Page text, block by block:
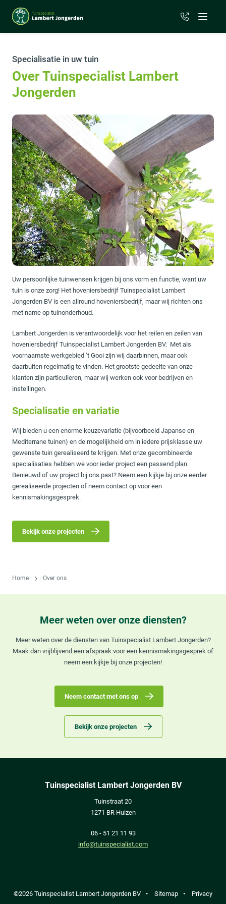
Menu
06 - 51 21
Specialisatie in uw tuin
Over Tuinspecialist Lambert
Jongerden
Uw persoonlijke tuinwensen krijgen bij ons vorm en functie, want uw
tuin is onze zorg! Het hoveniersbedrijf Tuinspecialist Lambert
Jongerden BV is een allround hoveniersbedrijf, maar wij richten ons
met name op tuinonderhoud.
Lambert Jongerden is verantwoordelijk voor het reilen en zeilen van
hoveniersbedrijf Tuinspecialist Lambert Jongerden BV. Met als
voornaamste werkgebied ’t Gooi zijn wij daarbinnen, maar ook
daarbuiten regelmatig te vinden. Het grootste gedeelte van onze
klanten zijn particulieren, maar wij werken ook voor bedrijven en
instellingen.
Specialisatie en variatie
Wij bieden u een enorme keuzevariatie (bijvoorbeeld Japanse en
Mediterrane tuinen) en de mogelijkheid om in iedere prijsklasse uw
gewenste tuin gerealiseerd te krijgen. Met onze gecombineerde
specialisaties hebben we voor ieder project een passend plan.
Benieuwd of uw project bij ons past? Neem een kijkje bij onze eerder
gerealiseerde projecten of neem contact op voor een
kennismakingsgesprek.
Bekijk onze projecten
Home Over ons
Meer weten over onze diensten?
Meer weten over de diensten van Tuinspecialist Lambert Jongerden?
Maak dan vrijblijvend een afspraak voor een kennismakingsgesprek of
neem een kijkje bij onze projecten!
Neem contact met ons op
Bekijk onze projecten
Tuinspecialist Lambert Jongerden BV
Tuinstraat 20
1271 BR Huizen
06 - 51 21 11 93
info@tuinspecialist.com
©2026 Tuinspecialist Lambert Jongerden BV • Sitemap • Privacy